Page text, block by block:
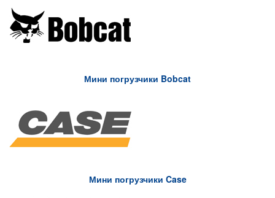
Мини погрузчики Bobcat
Мини погрузчики Case